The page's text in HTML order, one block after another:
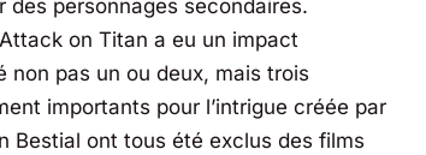
des personnages secondaires.
Attack on Titan a eu un impact
non pas un ou deux, mais trois
importants pour l’intrigue créée par
Bestial ont tous été exclus des films